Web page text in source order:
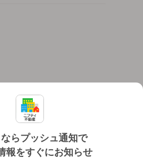
らプッシュ通知で
報をすぐにお知らせ
護ポリシー 利用規約